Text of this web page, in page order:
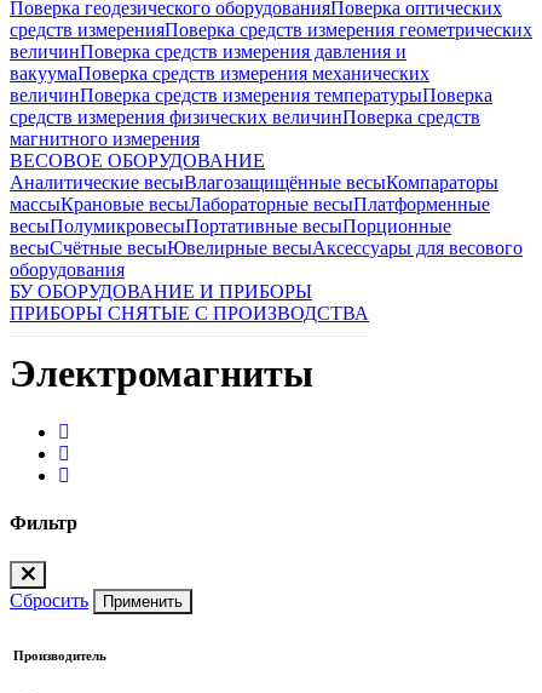
Поверка геодезического оборудованияПоверка оптических
средств измеренияПоверка средств измерения геометрических
величинПоверка средств измерения давления и
вакуумаПоверка средств измерения механических
величинПоверка средств измерения температурыПоверка
средств измерения физических величинПоверка средств
магнитного измерения
ВЕСОВОЕ ОБОРУДОВАНИЕ
Аналитические весыВлагозащищённые весыКомпараторы
массыКрановые весыЛабораторные весыПлатформенные
весыПолумикровесыПортативные весыПорционные
весыСчётные весыЮвелирные весыАксессуары для весового
оборудования
БУ ОБОРУДОВАНИЕ И ПРИБОРЫ
ПРИБОРЫ СНЯТЫЕ С ПРОИЗВОДСТВА
Электромагниты
Фильтр
Сбросить Применить
Производитель